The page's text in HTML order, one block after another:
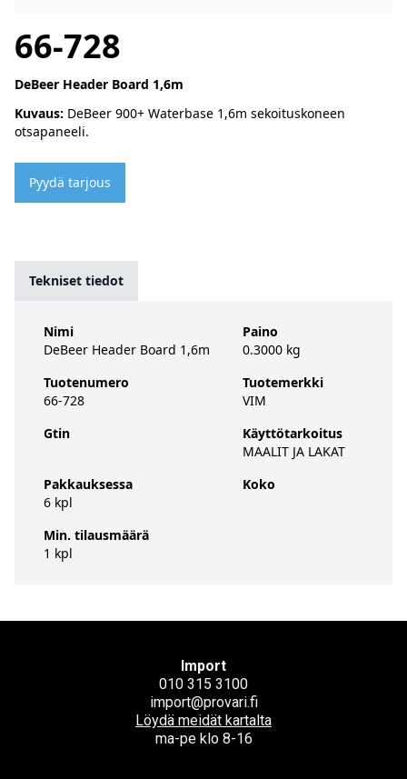
66-728
DeBeer Header Board 1,6m
Kuvaus: DeBeer 900+ Waterbase 1,6m sekoituskoneen
otsapaneeli.
Pyydä tarjous
Tekniset tiedot
Nimi
DeBeer Header Board 1,6m
Tuotenumero
66-728
Gtin
Pakkauksessa
6 kpl
Min. tilausmäärä
1 kpl
Paino
0.3000 kg
Tuotemerkki
VIM
Käyttötarkoitus
MAALIT JA LAKAT
Koko
Import
010 315 3100
import@provari.fi
Löydä meidät kartalta
ma-pe klo 8-16